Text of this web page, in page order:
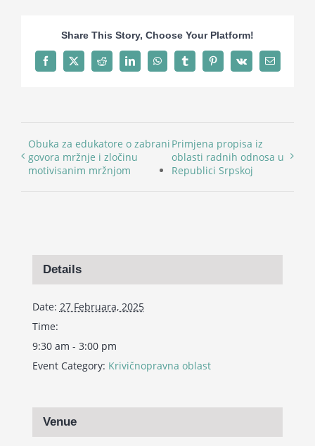
Share This Story, Choose Your Platform!
Facebook
X Reddit LinkedInWhatsAppTumblrPinterest
Vk Email
Obuka za edukatore o zabrani
govora mržnje i zločinu
motivisanim mržnjom
Primjena propisa iz
oblasti radnih odnosa u
Republici Srpskoj
Details
Date: 27 Februara, 2025
Time:
9:30 am - 3:00 pm
Event Category: Krivičnopravna oblast
Venue